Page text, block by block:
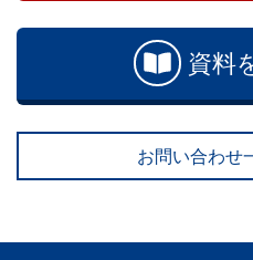
こ
は、
や
が
資料
お問い合わせ